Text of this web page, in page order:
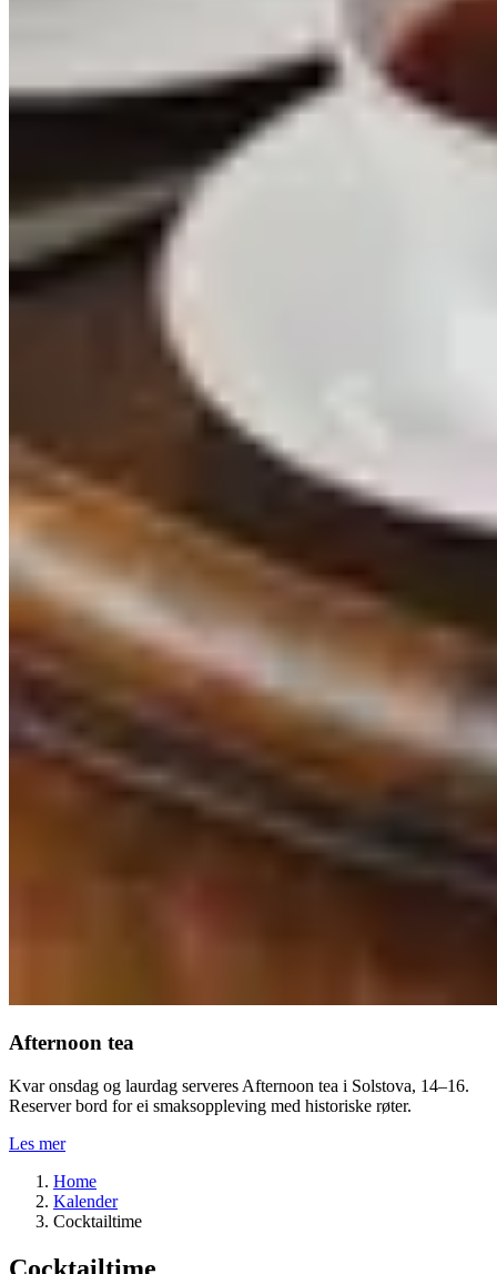
Afternoon tea
Kvar onsdag og laurdag serveres Afternoon tea i Solstova, 14–16.
Reserver bord for ei smaksoppleving med historiske røter.
Les mer
Home
Kalender
Cocktailtime
Cocktailtime